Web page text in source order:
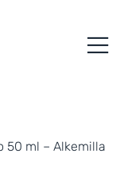
50 ml – Alkemilla